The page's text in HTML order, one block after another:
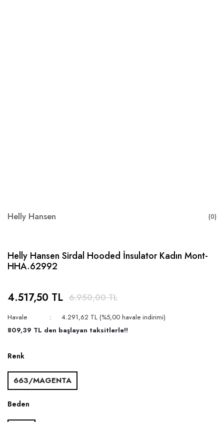
Helly Hansen (0)
Helly Hansen Sirdal Hooded İnsulator Kadın Mont-
HHA.62992
4.517,50 TL 6.950,00 TL
Havale
4.291,62 TL (%5,00 havale indirimi)
809,39 TL den başlayan taksitlerle!!
Renk
663/MAGENTA
Beden